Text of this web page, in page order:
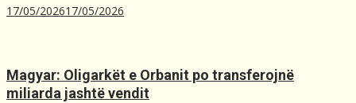
17/05/202617/05/2026
Magyar: Oligarkët e Orbanit po transferojnë
miliarda jashtë vendit